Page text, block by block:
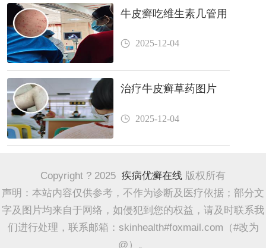
牛皮癣吃维生素几管用
2025-12-04
治疗牛皮癣草药图片
2025-12-04
Copyright ? 2025 疾病优癣在线 版权所有
声明：本站内容仅供参考，不作为诊断及医疗依据；部分文
字及图片均来自于网络，如侵犯到您的权益，请及时联系我
们进行处理，联系邮箱：skinhealth#foxmail.com（#改为
@）。